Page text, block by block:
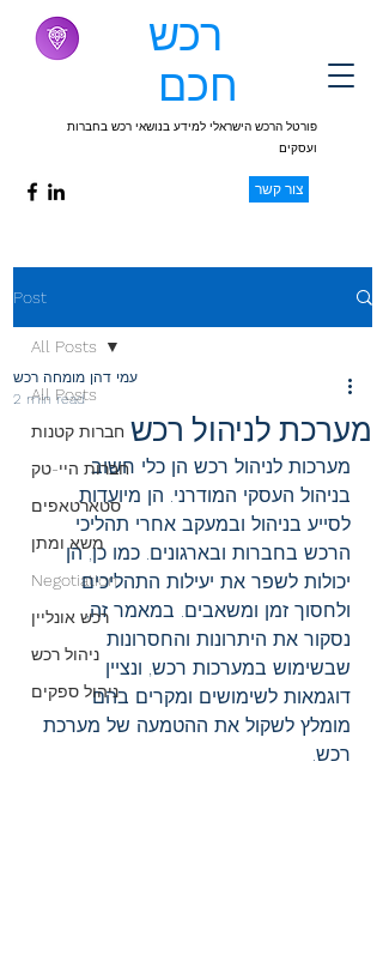
רכש
חכם
פורטל הרכש הישראלי למידע בנושאי רכש בחברות
ועסקים
צור קשר
Post
All Posts
חברות קטנות
חברות היי-טק
סטארטאפים
משא ומתן
Negotiation
רכש אונליין
ניהול רכש
ניהול ספקים
All Posts
מערכת לניהול רכש
עמי דהן מומחה רכש
2 min read
מערכות לניהול רכש הן כלי חשוב
בניהול העסקי המודרני. הן מיועדות
לסייע בניהול ובמעקב אחרי תהליכי
הרכש בחברות ובארגונים. כמו כן, הן
יכולות לשפר את יעילות התהליכים
ולחסוך זמן ומשאבים. במאמר זה,
נסקור את היתרונות והחסרונות
שבשימוש במערכות רכש, ונציין
דוגמאות לשימושים ומקרים בהם
מומלץ לשקול את ההטמעה של מערכת
רכש.